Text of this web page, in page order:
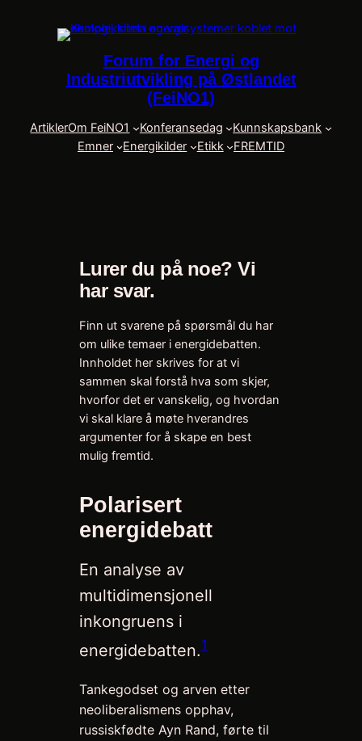
Forum for Energi og
Industriutvikling på Østlandet
(FeiNO1)
ArtiklerOm FeiNO1 Konferansedag
Kunnskapsbank
Emner
Energikilder Etikk FREMTID
Lurer du på noe? Vi
har svar.
Finn ut svarene på spørsmål du har
om ulike temaer i energidebatten.
Innholdet her skrives for at vi
sammen skal forstå hva som skjer,
hvorfor det er vanskelig, og hvordan
vi skal klare å møte hverandres
argumenter for å skape en best
mulig fremtid.
Polarisert
energidebatt
En analyse av
multidimensjonell
inkongruens i
energidebatten.1
Tankegodset og arven etter
neoliberalismens opphav,
russiskfødte Ayn Rand, førte til